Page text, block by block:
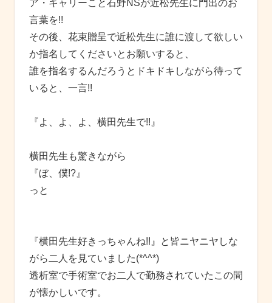
ア・キャリーこと石野NSが近松先生に門出のお
言葉を!!
その後、花束贈呈で近松先生に誰に渡して欲しい
か指名してくださいとお願いすると、
誰を指名するんだろうとドキドキしながら待って
いると、一言!!
『よ、よ、よ、横田先生で!!』
横田先生も驚きながら
『ぼ、僕!?』
っと
『横田先生好きっちゃんね!!』と皆ニヤニヤしな
がら二人を見ていました(*^^*)
透析室で手術室でお二人で勤務されていたこの間
が懐かしいです。